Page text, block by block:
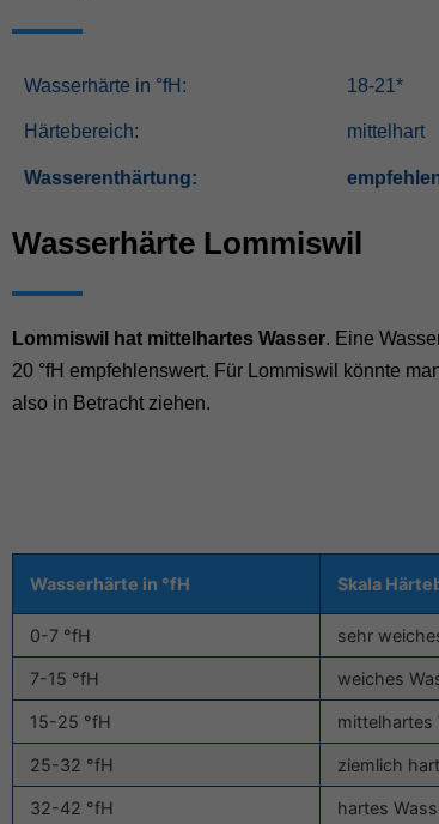
Wasserhärte in °fH:
Härtebereich:
Wasserenthärtung:
18-21*
mittelhart
Wasserhärte Lommiswil
Lommiswil hat mittelhartes Wasser. Eine
20 °fH empfehlenswert. Für Lommiswil könnte
also in Betracht ziehen.
Wasserhärte in °fH Skala
0-7 °fH sehr
7-15 °fH weiches
15-25 °fH mittelhartes
25-32 °fH ziemlich
32-42 °fH hartes